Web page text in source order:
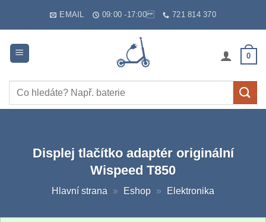
EMAIL 09:00 -17:00 721 814 370
0
Hledat:
Displej tlačítko adaptér originální
Wispeed T850
Hlavní strana » Eshop » Elektronika